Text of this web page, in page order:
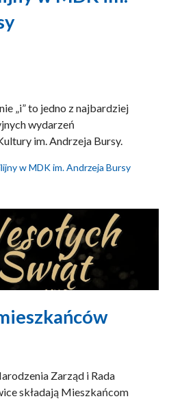
„i” to jedno z najbardziej
wydarzeń
im. Andrzeja Bursy.
w MDK im. Andrzeja Bursy
Zarząd i Rada
składają Mieszkańcom